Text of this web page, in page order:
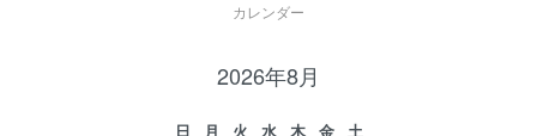
カレンダー
2026年8月
日 月 火 水 木 金
土